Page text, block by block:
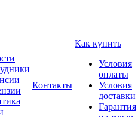
Контакты
Как купить
Условия
оплаты
Условия
доставки
Гарантия